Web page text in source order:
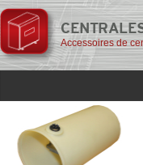
Accessoires de